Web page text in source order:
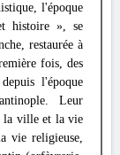
l'époque
histoire », se
restaurée à
fois, des
l'époque
Leur
la ville et la vie
vie religieuse,